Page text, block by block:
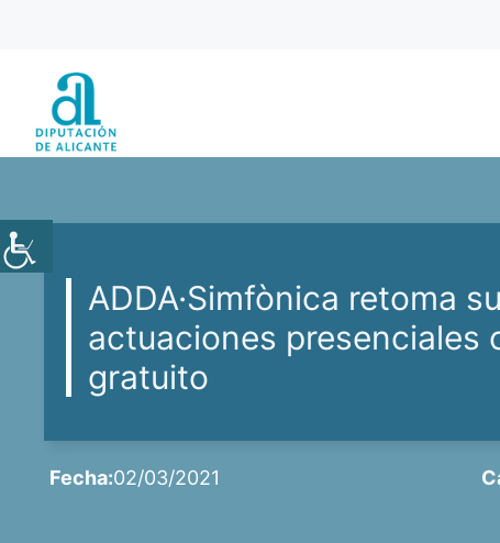
contenido
ADDA·Simfònica retoma
actuaciones presenciales
gratuito
Fecha:02/03/2021